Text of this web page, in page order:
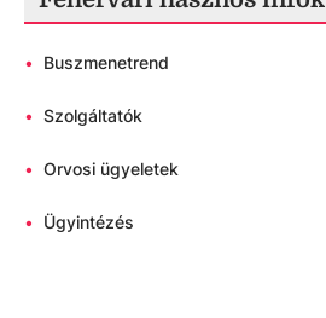
• Buszmenetrend
• Szolgáltatók
• Orvosi ügyeletek
• Ügyintézés